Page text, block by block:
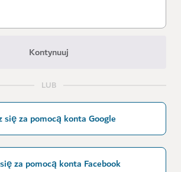
Kontynuuj
LUB
się za pomocą konta Google
za pomocą konta Facebook